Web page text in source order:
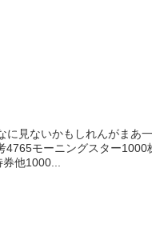
見ないかもしれんがまあ
4765モーニングスター1000
他1000...